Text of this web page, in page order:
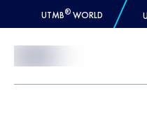
UTMB® WORLD